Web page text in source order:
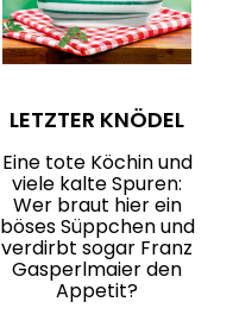
LETZTER KNÖDEL
Eine tote Köchin und
viele kalte Spuren:
Wer braut hier ein
böses Süppchen und
verdirbt sogar Franz
Gasperlmaier den
Appetit?